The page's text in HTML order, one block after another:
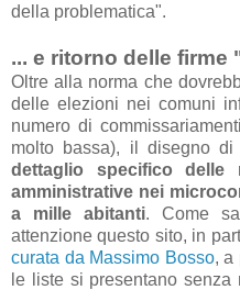
della problematica".
... e ritorno delle firme
Oltre alla norma che
delle elezioni nei comuni
numero di
molto bassa), il disegno di
dettaglio specifico delle
amministrative nei
a mille abitanti. Come
attenzione questo sito, in
curata da Massimo Bosso, a
le liste si presentano senza